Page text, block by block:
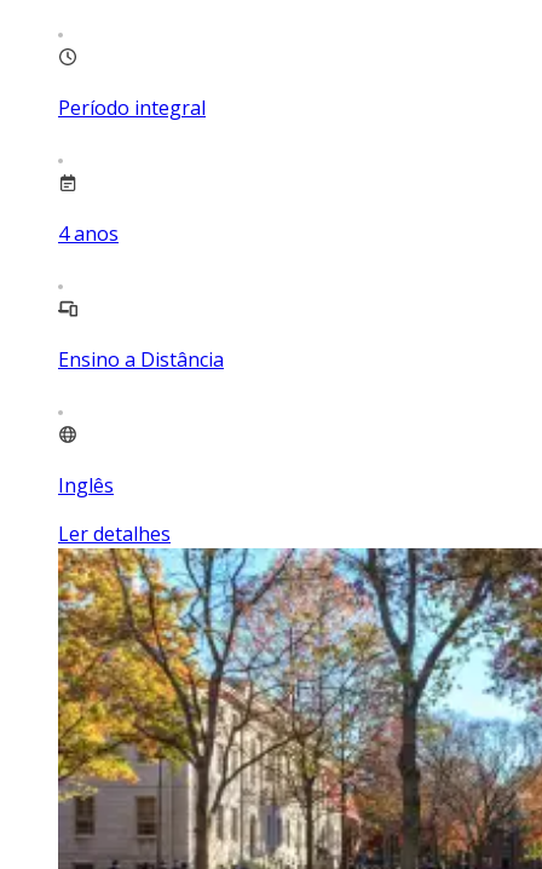
Período integral
4anos
Ensino a Distância
Inglês
Ler detalhes